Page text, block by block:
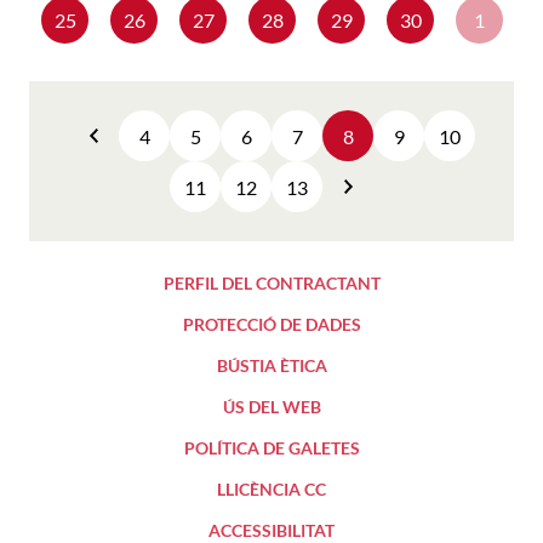
25 26 27 28 29 30 1
Anterior
4 5 6 7 8 9 10
11 12 13
PERFIL DEL CONTRACTANT
PROTECCIÓ DE DADES
BÚSTIA ÈTICA
ÚS DEL WEB
POLÍTICA DE GALETES
LLICÈNCIA CC
ACCESSIBILITAT